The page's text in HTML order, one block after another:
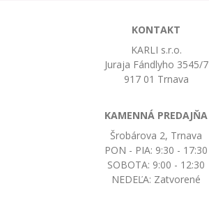
KONTAKT
KARLI s.r.o.
Juraja Fándlyho 3545/7
917 01 Trnava
KAMENNÁ PREDAJŇA
Šrobárova 2, Trnava
PON - PIA: 9:30 - 17:30
SOBOTA: 9:00 - 12:30
NEDEĽA: Zatvorené